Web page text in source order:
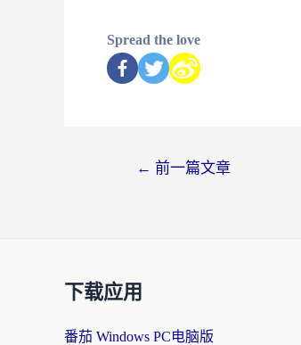
Spread the love
← 前一篇文章
下载应用
番茄 Windows PC电脑版